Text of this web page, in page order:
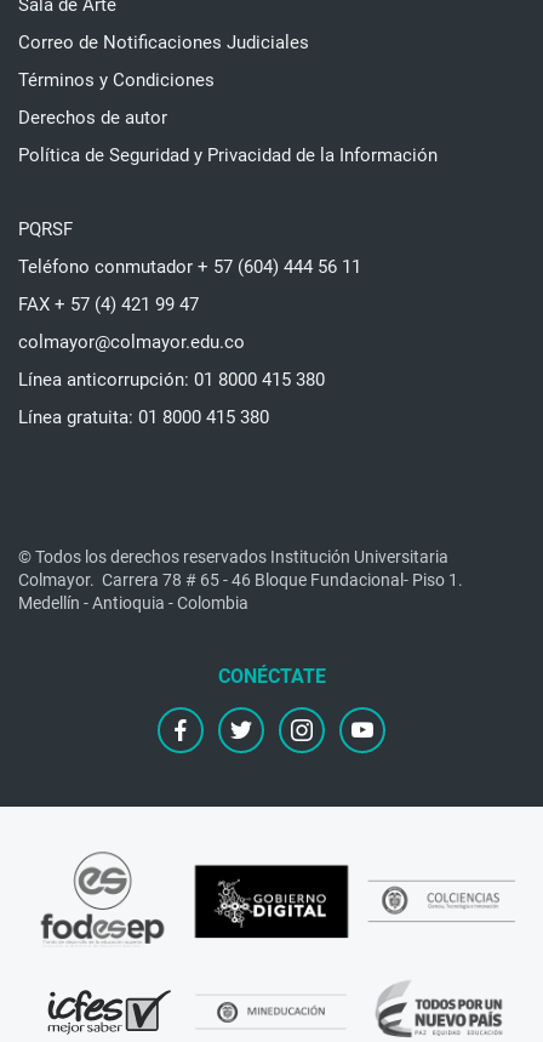
Sala de Arte
Correo de Notificaciones Judiciales
Términos y Condiciones
Derechos de autor
Política de Seguridad y Privacidad de la Información
PQRSF
Teléfono conmutador + 57 (604) 444 56 11
FAX + 57 (4) 421 99 47
colmayor@colmayor.edu.co
Línea anticorrupción: 01 8000 415 380
Línea gratuita: 01 8000 415 380
© Todos los derechos reservados Institución Universitaria
Colmayor. Carrera 78 # 65 - 46 Bloque Fundacional- Piso 1.
Medellín - Antioquia - Colombia
facebooktwitter instagramyoutube